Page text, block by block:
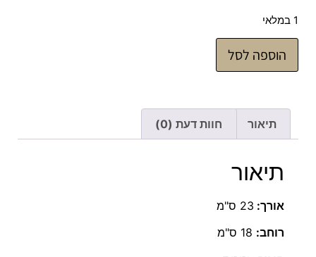
1 במלאי
הוספה לסל
תיאור חוות דעת (0)
תיאור
אורך: 23 ס"מ
רוחב: